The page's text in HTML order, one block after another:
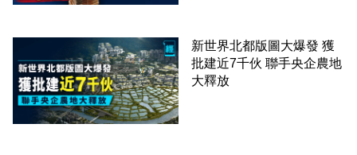
新世界北都版圖大爆發 獲
批建近7千伙 聯手央企農地
大釋放